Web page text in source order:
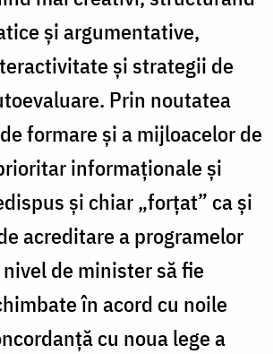
și argumentative,
și strategii de
Prin noutatea
formare și a mijloacelor de
informaționale și
și chiar „forțat” ca și
acreditare a programelor
de minister să fie
în acord cu noile
cu noua lege a